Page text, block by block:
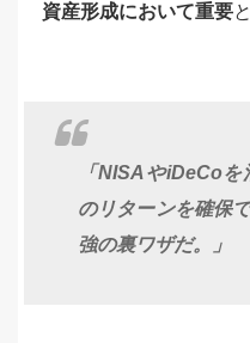
資産形成において重要
「NISAやiDeCo
のリターンを確保
強の裏ワザだ。」